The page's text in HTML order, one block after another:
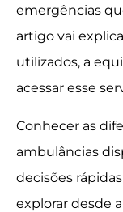
emergências
artigo vai
utilizados, a
acessar esse
Conhecer as
ambulâncias
decisões
explorar desde